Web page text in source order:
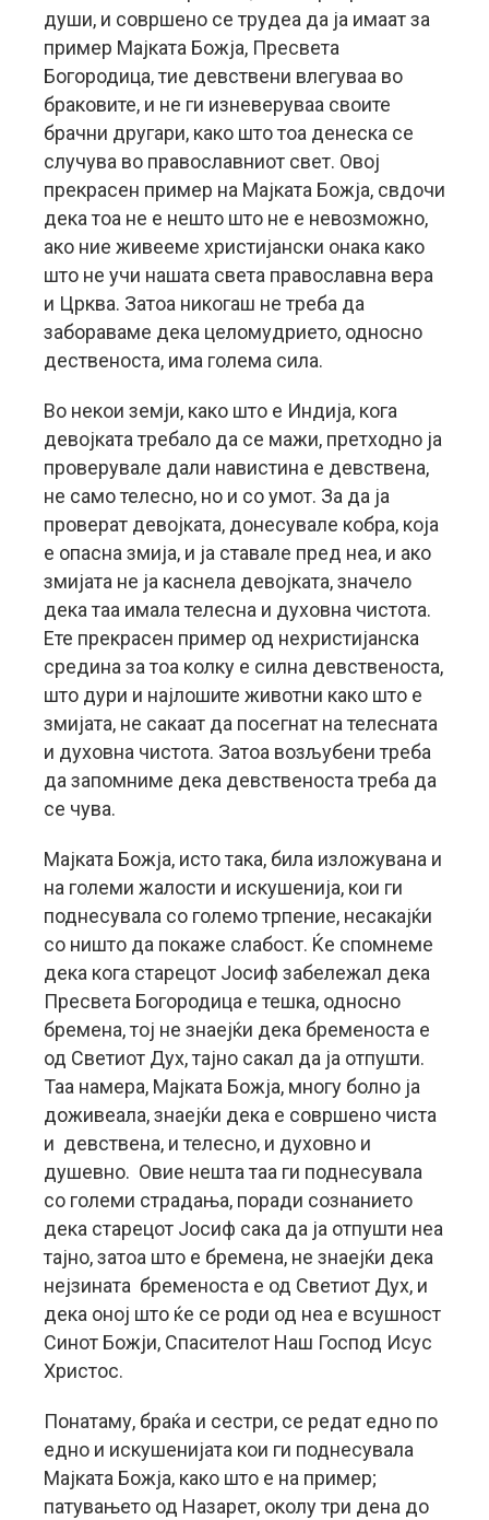
души, и совршено се трудеа да ја имаат за
пример Мајката Божја, Пресвета
Богородица, тие девствени влегуваа во
браковите, и не ги изневеруваа своите
брачни другари, како што тоа денеска се
случува во православниот свет. Овој
прекрасен пример на Мајката Божја, свдочи
дека тоа не е нешто што не е невозможно,
ако ние живееме христијански онака како
што не учи нашата света православна вера
и Црква. Затоа никогаш не треба да
забораваме дека целомудрието, односно
дественоста, има голема сила.
Во некои земји, како што е Индија, кога
девојката требало да се мажи, претходно ја
проверувале дали навистина е девствена,
не само телесно, но и со умот. За да ја
проверат девојката, донесувале кобра, која
е опасна змија, и ја ставале пред неа, и ако
змијата не ја каснела девојката, значело
дека таа имала телесна и духовна чистота.
Ете прекрасен пример од нехристијанска
средина за тоа колку е силна девственоста,
што дури и најлошите животни како што е
змијата, не сакаат да посегнат на телесната
и духовна чистота. Затоа возљубени треба
да запомниме дека девственоста треба да
се чува.
Мајката Божја, исто така, била изложувана и
на големи жалости и искушенија, кои ги
поднесувала со големо трпение, несакајќи
со ништо да покаже слабост. Ќе спомнеме
дека кога старецот Јосиф забележал дека
Пресвета Богородица е тешка, односно
бремена, тој не знаејќи дека бременоста е
од Светиот Дух, тајно сакал да ја отпушти.
Таа намера, Мајката Божја, многу болно ја
доживеала, знаејќи дека е совршено чиста
и девствена, и телесно, и духовно и
душевно. Овие нешта таа ги поднесувала
со големи страдања, поради сознанието
дека старецот Јосиф сака да ја отпушти неа
тајно, затоа што е бремена, не знаејќи дека
нејзината бременоста е од Светиот Дух, и
дека оној што ќе се роди од неа е всушност
Синот Божји, Спасителот Наш Господ Исус
Христос.
Понатаму, браќа и сестри, се редат едно по
едно и искушенијата кои ги поднесувала
Мајката Божја, како што е на пример;
патувањето од Назарет, околу три дена до